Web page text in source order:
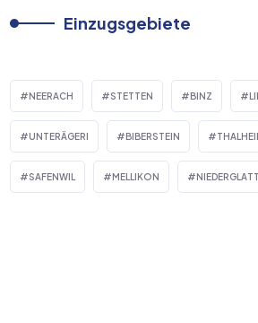
Einzugsgebiete
NEERACH STETTEN BINZ
UNTERÄGERI BIBERSTEIN
SAFENWIL MELLIKON NIEDERGLATT